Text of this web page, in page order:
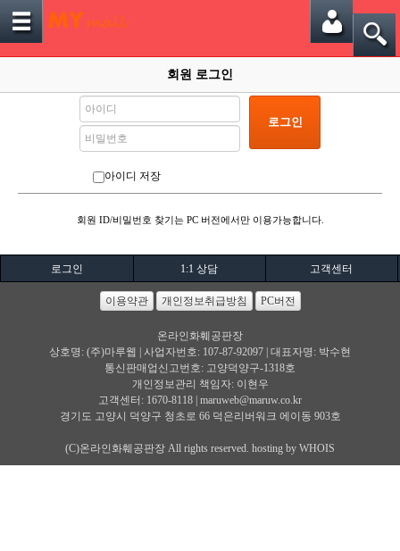
회원 로그인
로그인
아이디 저장
회원 ID/비밀번호 찾기는 PC 버전에서만 이용가능합니다.
로그인 1:1 상담 고객센터
이용약관 개인정보취급방침 PC버전
온라인화훼공판장
상호명: (주)마루웹 | 사업자번호: 107-87-92097 | 대표자명: 박수현
통신판매업신고번호: 고양덕양구-1318호
개인정보관리 책임자: 이현우
고객센터: 1670-8118 | maruweb@maruw.co.kr
경기도 고양시 덕양구 청초로 66 덕은리버워크 에이동 903호
(C)온라인화훼공판장 All rights reserved. hosting by WHOIS